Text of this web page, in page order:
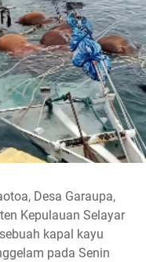
Desa Garaupa,
Kepulauan Selayar
kapal kayu
pada Senin